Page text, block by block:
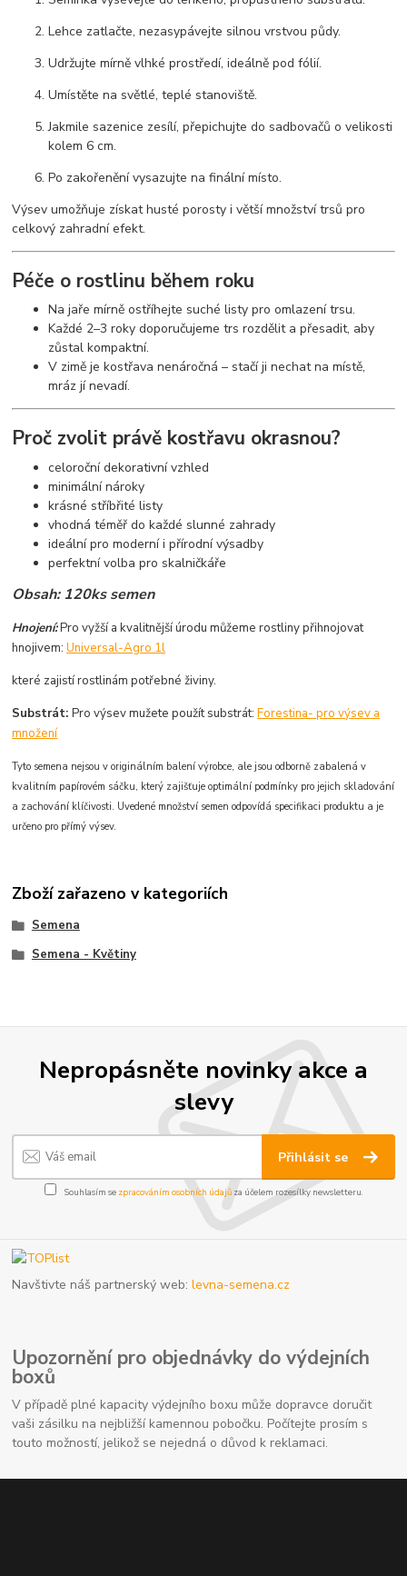
Lehce zatlačte, nezasypávejte silnou vrstvou půdy.
Udržujte mírně vlhké prostředí, ideálně pod fólií.
Umístěte na světlé, teplé stanoviště.
Jakmile sazenice zesílí, přepichujte do sadbovačů o velikosti
kolem 6 cm.
Po zakořenění vysazujte na finální místo.
Výsev umožňuje získat husté porosty i větší množství trsů pro
celkový zahradní efekt.
Péče o rostlinu během roku
Na jaře mírně ostříhejte suché listy pro omlazení trsu.
Každé 2–3 roky doporučujeme trs rozdělit a přesadit, aby
zůstal kompaktní.
V zimě je kostřava nenáročná – stačí ji nechat na místě,
mráz jí nevadí.
Proč zvolit právě kostřavu okrasnou?
celoroční dekorativní vzhled
minimální nároky
krásné stříbřité listy
vhodná téměř do každé slunné zahrady
ideální pro moderní i přírodní výsadby
perfektní volba pro skalničkáře
Obsah: 120ks semen
Hnojení:Pro vyžší a kvalitnější úrodu můžeme rostliny přihnojovat
hnojivem:Universal-Agro 1l
které zajistí rostlinám potřebné živiny.
Substrát:Pro výsev mužete použít substrát:Forestina- pro výsev a
množení
Tyto semena nejsou v originálním balení výrobce, ale jsou odborně zabalená v
kvalitním papírovém sáčku, který zajišťuje optimální podmínky pro jejich skladování
a zachování klíčivosti. Uvedené množství semen odpovídá specifikaci produktu a je
určeno pro přímý výsev.
Zboží zařazeno v kategoriích
Semena
Semena - Květiny
Nepropásněte novinky akce a
slevy
Přihlásit se
Souhlasím se zpracováním osobních údajůza účelem rozesílky newsletteru.
Navštivte náš partnerský web:levna-semena.cz
Upozornění pro objednávky do výdejních
boxů
V případě plné kapacity výdejního boxu může dopravce doručit
vaši zásilku na nejbližší kamennou pobočku. Počítejte prosím s
touto možností, jelikož se nejedná o důvod k reklamaci.